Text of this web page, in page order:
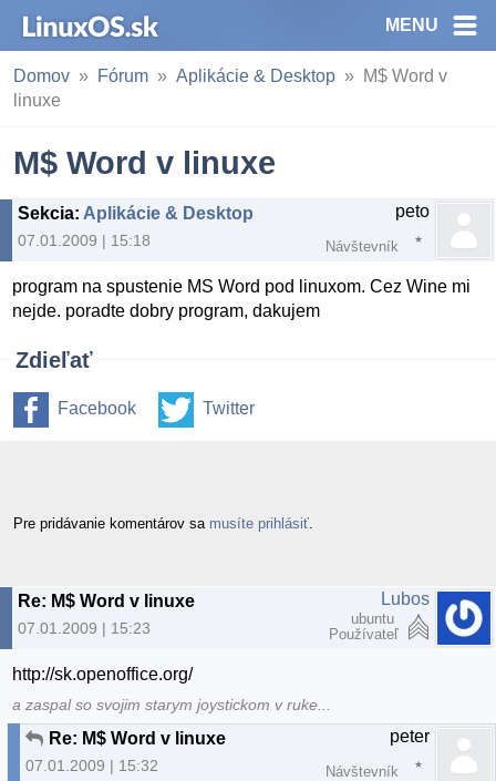
MENU
Domov Fórum Aplikácie & Desktop
M$ Word v
linuxe
M$ Word v linuxe
Sekcia: Aplikácie & Desktop
07.01.2009 | 15:18
peto
Návštevník
program na spustenie MS Word pod linuxom. Cez Wine mi
nejde. poradte dobry program, dakujem
Zdieľať
Facebook Twitter
Pre pridávanie komentárov sa musíte prihlásiť
Re: M$ Word v linuxe
07.01.2009 | 15:23
Lubos
ubuntu
Používateľ
http://sk.openoffice.org/
a zaspal so svojim starym joystickom v ruke...
Re: M$ Word v linuxe
07.01.2009 | 15:32
peter
Návštevník